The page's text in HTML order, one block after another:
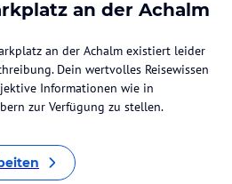
an der Achalm
an der Achalm existiert leider
Dein wertvolles Reisewissen
Informationen wie in
zur Verfügung zu stellen.